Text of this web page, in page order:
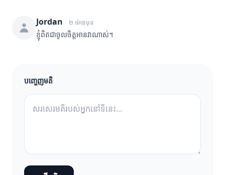
Jordan ២ ម៉ោងមុន
ខ្ញុំពិតជាចូលចិត្តអានវាណាស់។
បញ្ចេញមតិ